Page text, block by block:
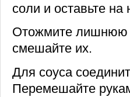
соли и оставьте на
Отожмите лишнюю
смешайте их.
Для соуса
Перемешайте